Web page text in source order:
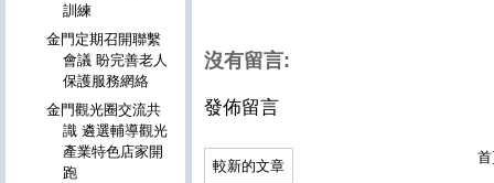
沒有留言:
發佈留言
較新的文章
訓練
金門定期召開聯繫
會議 盼完善老人
保護服務網絡
金門觀光圈交流共
識 遴選輔導觀光
產業特色店家開
跑